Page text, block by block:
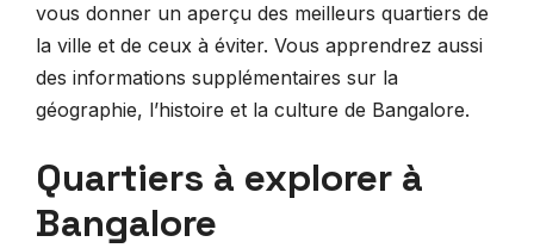
vous donner un aperçu des meilleurs quartiers de
la ville et de ceux à éviter. Vous apprendrez aussi
des informations supplémentaires sur la
géographie, l’histoire et la culture de Bangalore.
Quartiers à explorer à
Bangalore